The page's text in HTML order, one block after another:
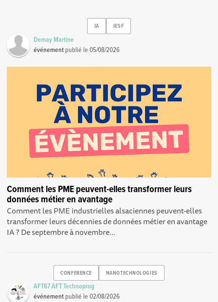
IA IESF
Demay Martine
événement publié le05/08/2026
Comment les PME peuvent-elles transformer leurs
données métier en avantage
Comment les PME industrielles alsaciennes peuvent-elles
transformer leurs décennies de données métier en avantage
IA ? De septembre à novembre...
CONFERENCE NANOTECHNOLOGIES
AFT67 AFT Technoprog
événement publié le02/08/2026